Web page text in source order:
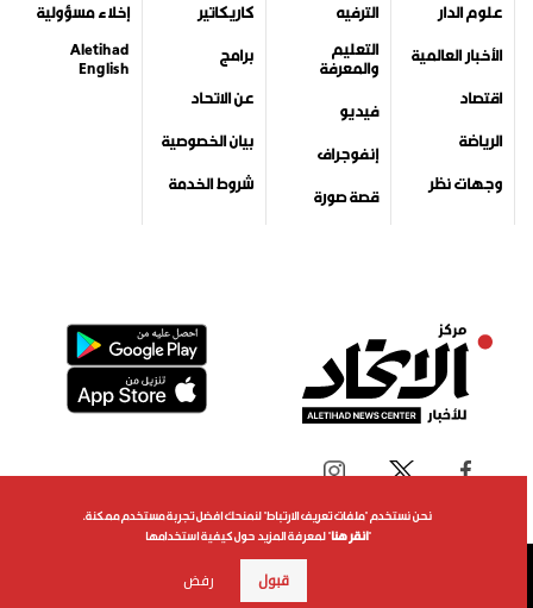
علوم الدار
الأخبار العالمية
اقتصاد
الرياضة
وجهات نظر
الترفيه
التعليم
والمعرفة
فيديو
إنفوجراف
قصة صورة
كاريكاتير
برامج
عن الاتحاد
بيان الخصوصية
شروط الخدمة
إخلاء مسؤولية
Aletihad
English
جميع الحقوق محفوظة لمركز الاتحاد للأخبار 2026©
نحن نستخدم "ملفات تعريف الارتباط" لنمنحك افضل تجربة مستخدم ممكنة.
انقر هنا" لمعرفة المزيد حول كيفية استخدامها
قبول رفض